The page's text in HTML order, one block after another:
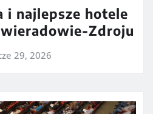
i najlepsze hotele
Zdroju
29, 2026